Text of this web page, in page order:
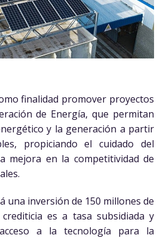
finalidad promover proyectos
de Energía, que permitan
y la generación a partir
propiciando el cuidado del
mejora en la competitividad de
una inversión de 150 millones de
es a tasa subsidiada y
a la tecnología para la